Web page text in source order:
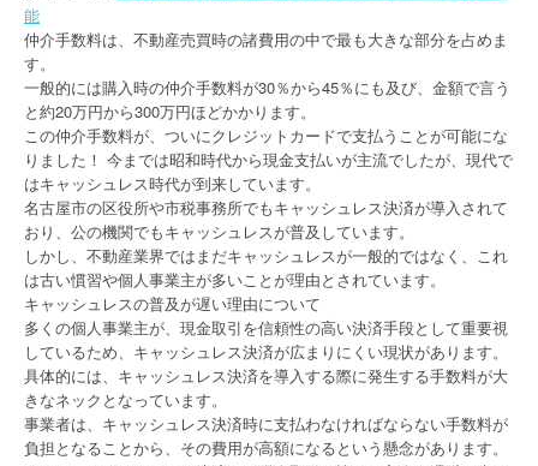
能
仲介手数料は、不動産売買時の諸費用の中で最も大きな部分を占めま
す。
一般的には購入時の仲介手数料が30％から45％にも及び、金額で言う
と約20万円から300万円ほどかかります。
この仲介手数料が、ついにクレジットカードで支払うことが可能にな
りました！ 今までは昭和時代から現金支払いが主流でしたが、現代で
はキャッシュレス時代が到来しています。
名古屋市の区役所や市税事務所でもキャッシュレス決済が導入されて
おり、公の機関でもキャッシュレスが普及しています。
しかし、不動産業界ではまだキャッシュレスが一般的ではなく、これ
は古い慣習や個人事業主が多いことが理由とされています。
キャッシュレスの普及が遅い理由について
多くの個人事業主が、現金取引を信頼性の高い決済手段として重要視
しているため、キャッシュレス決済が広まりにくい現状があります。
具体的には、キャッシュレス決済を導入する際に発生する手数料が大
きなネックとなっています。
事業者は、キャッシュレス決済時に支払わなければならない手数料が
負担となることから、その費用が高額になるという懸念があります。